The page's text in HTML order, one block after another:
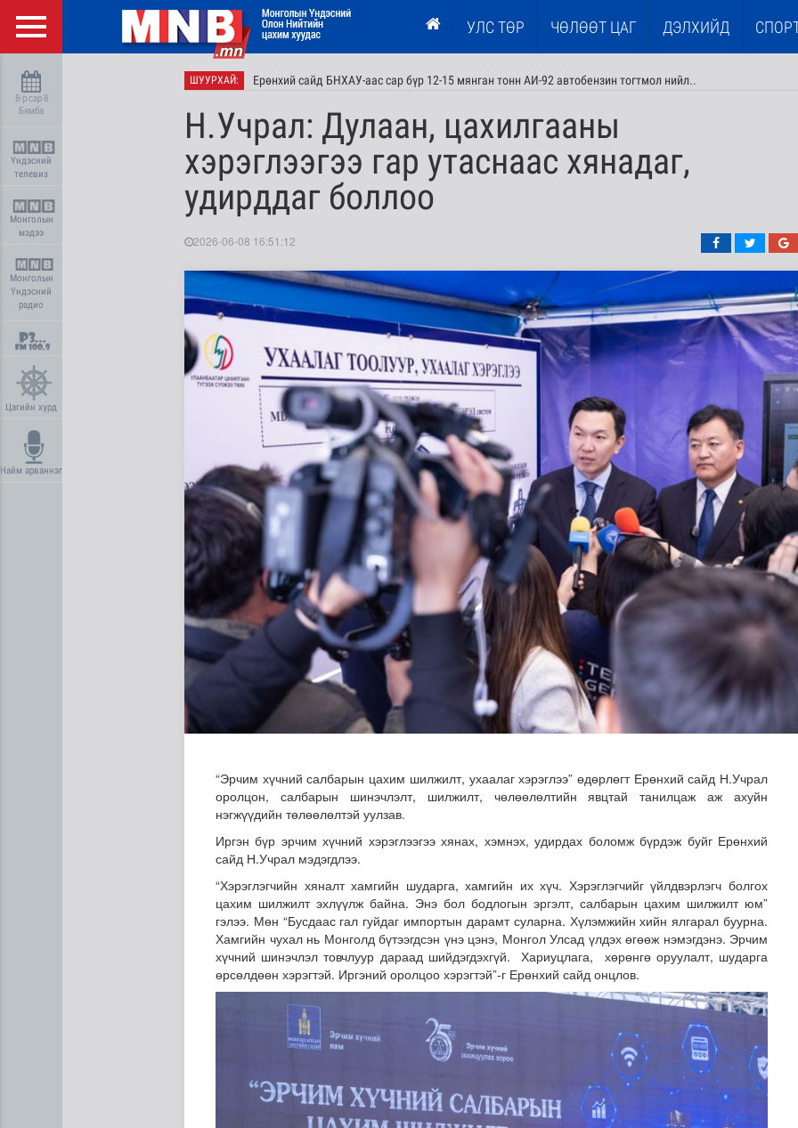
УЛС ТӨР ЧӨЛӨӨТ ЦАГ ДЭЛХИЙД
8-р сар 8
Бямба
Үндэсний
телевиз
Монголын
мэдээ
Монголын
Үндэсний
радио
Цагийн хүрд
Найм арваннэг
ШУУРХАЙ: Ерөнхий сайд БНХАУ-аас сар бүр 12-15 мянган тонн АИ-92 автобензин тогтмол нийл..
Газар чөлөөлөлт, нөхөн олговрын асуудлыг хуулийн хүрээнд шийднэ
Бамбай хоншоорт могойд хатгуулахаас сэрэмжлээрэй
Н.Учрал: Дулаан, цахилгааны
хэрэглээгээ гар утаснаас хянадаг,
удирддаг боллоо
2026-06-08 16:51:12
“Эрчим хүчний салбарын цахим шилжилт, ухаалаг хэрэглээ” өдөрлөгт Ерөнхий сайд Н.Учрал
оролцон, салбарын шинэчлэлт, шилжилт, чөлөөлөлтийн явцтай танилцаж аж ахуйн
нэгжүүдийн төлөөлөлтэй уулзав.
Иргэн бүр эрчим хүчний хэрэглээгээ хянах, хэмнэх, удирдах боломж бүрдэж буйг Ерөнхий
сайд Н.Учрал мэдэгдлээ.
“Хэрэглэгчийн хяналт хамгийн шударга, хамгийн их хүч. Хэрэглэгчийг үйлдвэрлэгч болгох
цахим шилжилт эхлүүлж байна. Энэ бол бодлогын эргэлт, салбарын цахим шилжилт юм”
гэлээ. Мөн “Бусдаас гал гуйдаг импортын дарамт суларна. Хүлэмжийн хийн ялгарал буурна.
Хамгийн чухал нь Монголд бүтээгдсэн үнэ цэнэ, Монгол Улсад үлдэх өгөөж нэмэгдэнэ. Эрчим
хүчний шинэчлэл товчлуур дараад шийдэгдэхгүй. Хариуцлага, хөрөнгө оруулалт, шударга
өрсөлдөөн хэрэгтэй. Иргэний оролцоо хэрэгтэй”-г Ерөнхий сайд онцлов.